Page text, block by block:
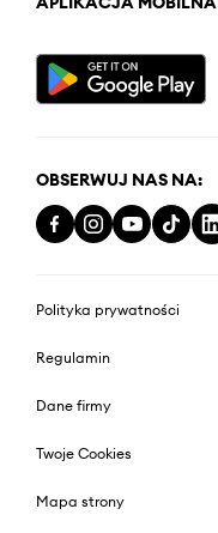
OBSERWUJ NAS NA:
Polityka prywatności
Regulamin
Dane firmy
Twoje Cookies
Mapa strony